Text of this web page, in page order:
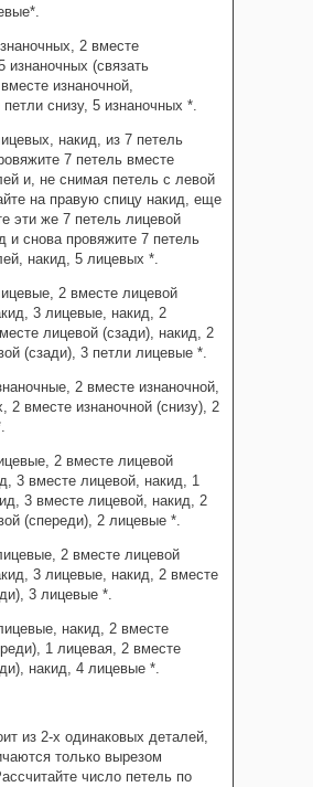
2 вместе
изнаночных (связать
изнаночной,
снизу, 5 изнаночных *.
накид, из 7 петель
7 петель вместе
и, не снимая петель с левой
на правую спицу накид, еще
эти же 7 петель лицевой
и снова провяжите 7 петель
накид, 5 лицевых *.
2 вместе лицевой
3 лицевые, накид, 2
лицевой (сзади), накид, 2
(сзади), 3 петли лицевые *.
2 вместе изнаночной,
2 вместе изнаночной (снизу), 2
2 вместе лицевой
3 вместе лицевой, накид, 1
3 вместе лицевой, накид, 2
(спереди), 2 лицевые *.
2 вместе лицевой
3 лицевые, накид, 2 вместе
3 лицевые *.
накид, 2 вместе
1 лицевая, 2 вместе
накид, 4 лицевые *.
из 2-х одинаковых деталей,
только вырезом
число петель по